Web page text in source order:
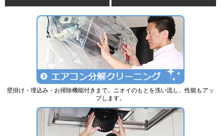
壁掛け・埋込み・お掃除機能付きまで。ニオイのもとを洗い流し、性能もアッ
プします。